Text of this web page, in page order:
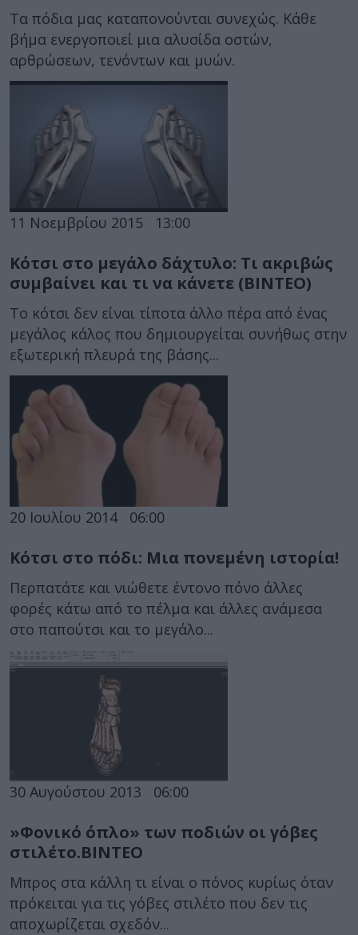
Τα πόδια μας καταπονούνται συνεχώς. Κάθε
βήμα ενεργοποιεί μια αλυσίδα οστών,
αρθρώσεων, τενόντων και μυών.
11 Νοεμβρίου 2015 13:00
Κότσι στο μεγάλο δάχτυλο: Τι ακριβώς
συμβαίνει και τι να κάνετε (ΒΙΝΤΕΟ)
Το κότσι δεν είναι τίποτα άλλο πέρα από ένας
μεγάλος κάλος που δημιουργείται συνήθως στην
εξωτερική πλευρά της βάσης...
20 Ιουλίου 2014 06:00
Κότσι στο πόδι: Μια πονεμένη ιστορία!
Περπατάτε και νιώθετε έντονο πόνο άλλες
φορές κάτω από το πέλμα και άλλες ανάμεσα
στο παπούτσι και το μεγάλο...
30 Αυγούστου 2013 06:00
»Φονικό όπλο» των ποδιών οι γόβες
στιλέτο.ΒΙΝΤΕΟ
Μπρος στα κάλλη τι είναι ο πόνος κυρίως όταν
πρόκειται για τις γόβες στιλέτο που δεν τις
αποχωρίζεται σχεδόν...